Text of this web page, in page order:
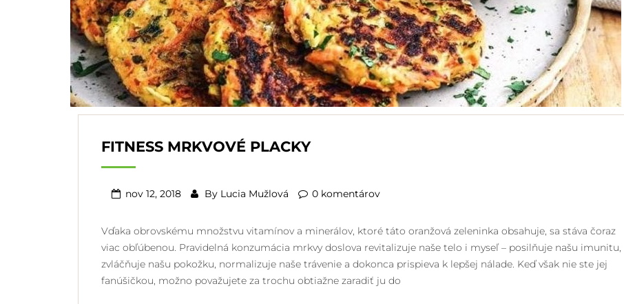
FITNESS MRKVOVÉ PLACKY
nov 12, 2018 By Lucia Mužlová 0 komentárov
Vďaka obrovskému množstvu vitamínov a minerálov, ktoré táto oranžová zeleninka obsahuje, sa stáva čoraz
viac obľúbenou. Pravidelná konzumácia mrkvy doslova revitalizuje naše telo i myseľ – posilňuje našu imunitu,
zvláčňuje našu pokožku, normalizuje naše trávenie a dokonca prispieva k lepšej nálade. Keď však nie ste jej
fanúšičkou, možno považujete za trochu obtiažne zaradiť ju do